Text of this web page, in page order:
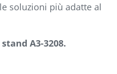
soluzioni più adatte al
A3-3208.